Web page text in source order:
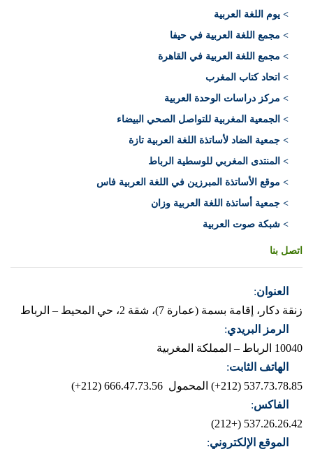
> يوم اللغة العربية
> مجمع اللغة العربية في حيفا
> مجمع اللغة العربية في القاهرة
> اتحاد كتاب المغرب
> مركز دراسات الوحدة العربية
> الجمعية المغربية للتواصل الصحي البيضاء
> جمعية الضاد لأساتذة اللغة العربية تازة
> المنتدى المغربي للوسطية الرباط
> موقع الأساتذة المبرزين في اللغة العربية فاس
> جمعية أساتذة اللغة العربية وزان
> شبكة صوت العربية
اتصل بنا
العنوان:
زنقة دكار، إقامة بسمة (عمارة 7)، شقة 2، حي المحيط – الرباط
الرمز البريدي:
10040 الرباط – المملكة المغربية
الهاتف الثابت:
537.73.78.85 (212+)
المحمول 666.47.73.56 (212+)
الفاكس:
537.26.26.42 (+212)
الموقع الإلكتروني: